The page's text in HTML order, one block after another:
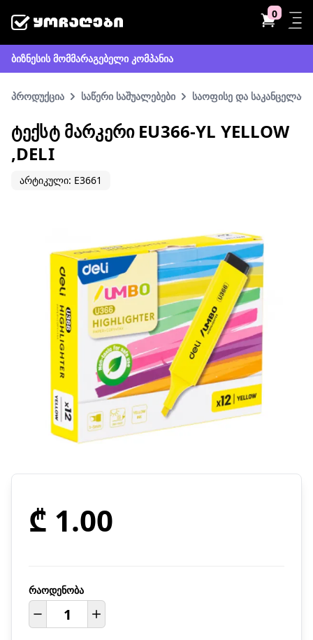
0
ბიზნესის მომმარაგებელი კომპანია
პროდუქცია საწერი საშუალებები საოფისე და
ᲢᲔᲥᲡᲢ ᲛᲐᲠᲙᲔᲠᲘ EU366-YL YELLOW
,DELI
არტიკული: E3661
₾ 1.00
რაოდენობა